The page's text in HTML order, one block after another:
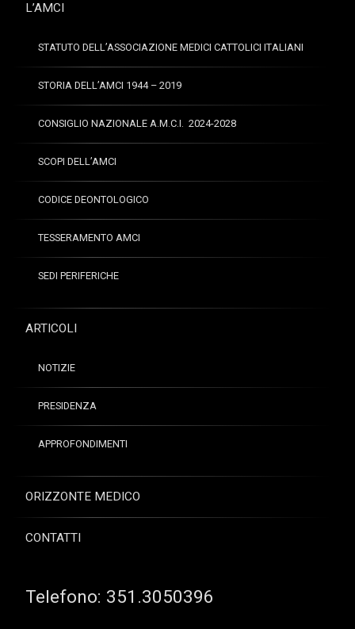
L’AMCI
STATUTO DELL’ASSOCIAZIONE MEDICI CATTOLICI ITALIANI
STORIA DELL’AMCI 1944 – 2019
CONSIGLIO NAZIONALE A.M.C.I. 2024-2028
SCOPI DELL’AMCI
CODICE DEONTOLOGICO
TESSERAMENTO AMCI
SEDI PERIFERICHE
ARTICOLI
NOTIZIE
PRESIDENZA
APPROFONDIMENTI
ORIZZONTE MEDICO
CONTATTI
Telefono: 351.3050396